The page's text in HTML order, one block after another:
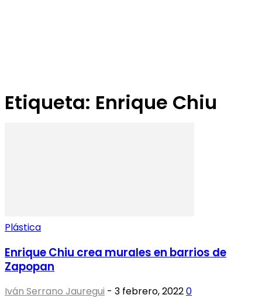
Etiqueta: Enrique Chiu
Plástica
Enrique Chiu crea murales en barrios de
Zapopan
Iván Serrano Jauregui - 3 febrero, 20220